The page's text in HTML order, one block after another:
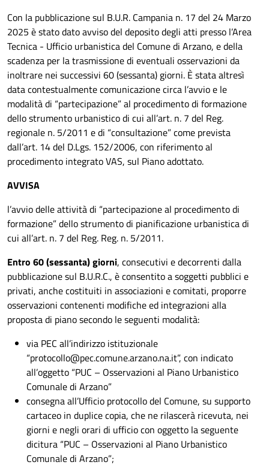
Con la pubblicazione sul B.U.R. Campania n. 17 del 24 Marzo
2025 è stato dato avviso del deposito degli atti presso l’Area
Tecnica - Ufficio urbanistica del Comune di Arzano, e della
scadenza per la trasmissione di eventuali osservazioni da
inoltrare nei successivi 60 (sessanta) giorni. È stata altresì
data contestualmente comunicazione circa l’avvio e le
modalità di “partecipazione” al procedimento di formazione
dello strumento urbanistico di cui all’art. n. 7 del Reg.
regionale n. 5/2011 e di “consultazione” come prevista
dall’art. 14 del D.Lgs. 152/2006, con riferimento al
procedimento integrato VAS, sul Piano adottato.
AVVISA
l’avvio delle attività di “partecipazione al procedimento di
formazione” dello strumento di pianificazione urbanistica di
cui all’art. n. 7 del Reg. Reg. n. 5/2011.
Entro 60 (sessanta) giorni, consecutivi e decorrenti dalla
pubblicazione sul B.U.R.C., è consentito a soggetti pubblici e
privati, anche costituiti in associazioni e comitati, proporre
osservazioni contenenti modifiche ed integrazioni alla
proposta di piano secondo le seguenti modalità:
via PEC all’indirizzo istituzionale
“protocollo@pec.comune.arzano.na.it”, con indicato
all’oggetto “PUC – Osservazioni al Piano Urbanistico
Comunale di Arzano”
consegna all’Ufficio protocollo del Comune, su supporto
cartaceo in duplice copia, che ne rilascerà ricevuta, nei
giorni e negli orari di ufficio con oggetto la seguente
dicitura “PUC – Osservazioni al Piano Urbanistico
Comunale di Arzano”;